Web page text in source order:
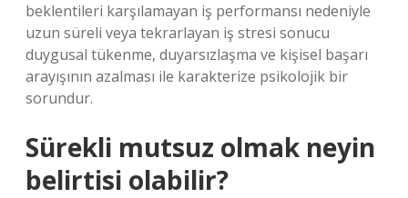
beklentileri karşılamayan iş performansı nedeniyle
uzun süreli veya tekrarlayan iş stresi sonucu
duygusal tükenme, duyarsızlaşma ve kişisel başarı
arayışının azalması ile karakterize psikolojik bir
sorundur.
Sürekli mutsuz olmak neyin
belirtisi olabilir?